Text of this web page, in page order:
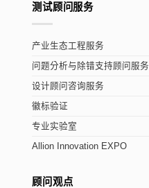
测试顾问服务
产业生态工程服务
问题分析与除错支持顾问服务
设计顾问咨询服务
徽标验证
专业实验室
Allion Innovation EXPO
顾问观点